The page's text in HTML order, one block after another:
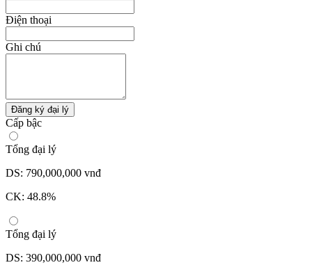
Điện thoại
Ghi chú
Đăng ký đại lý
Cấp bậc
Tổng đại lý
DS: 790,000,000 vnđ
CK: 48.8%
Tổng đại lý
DS: 390,000,000 vnđ